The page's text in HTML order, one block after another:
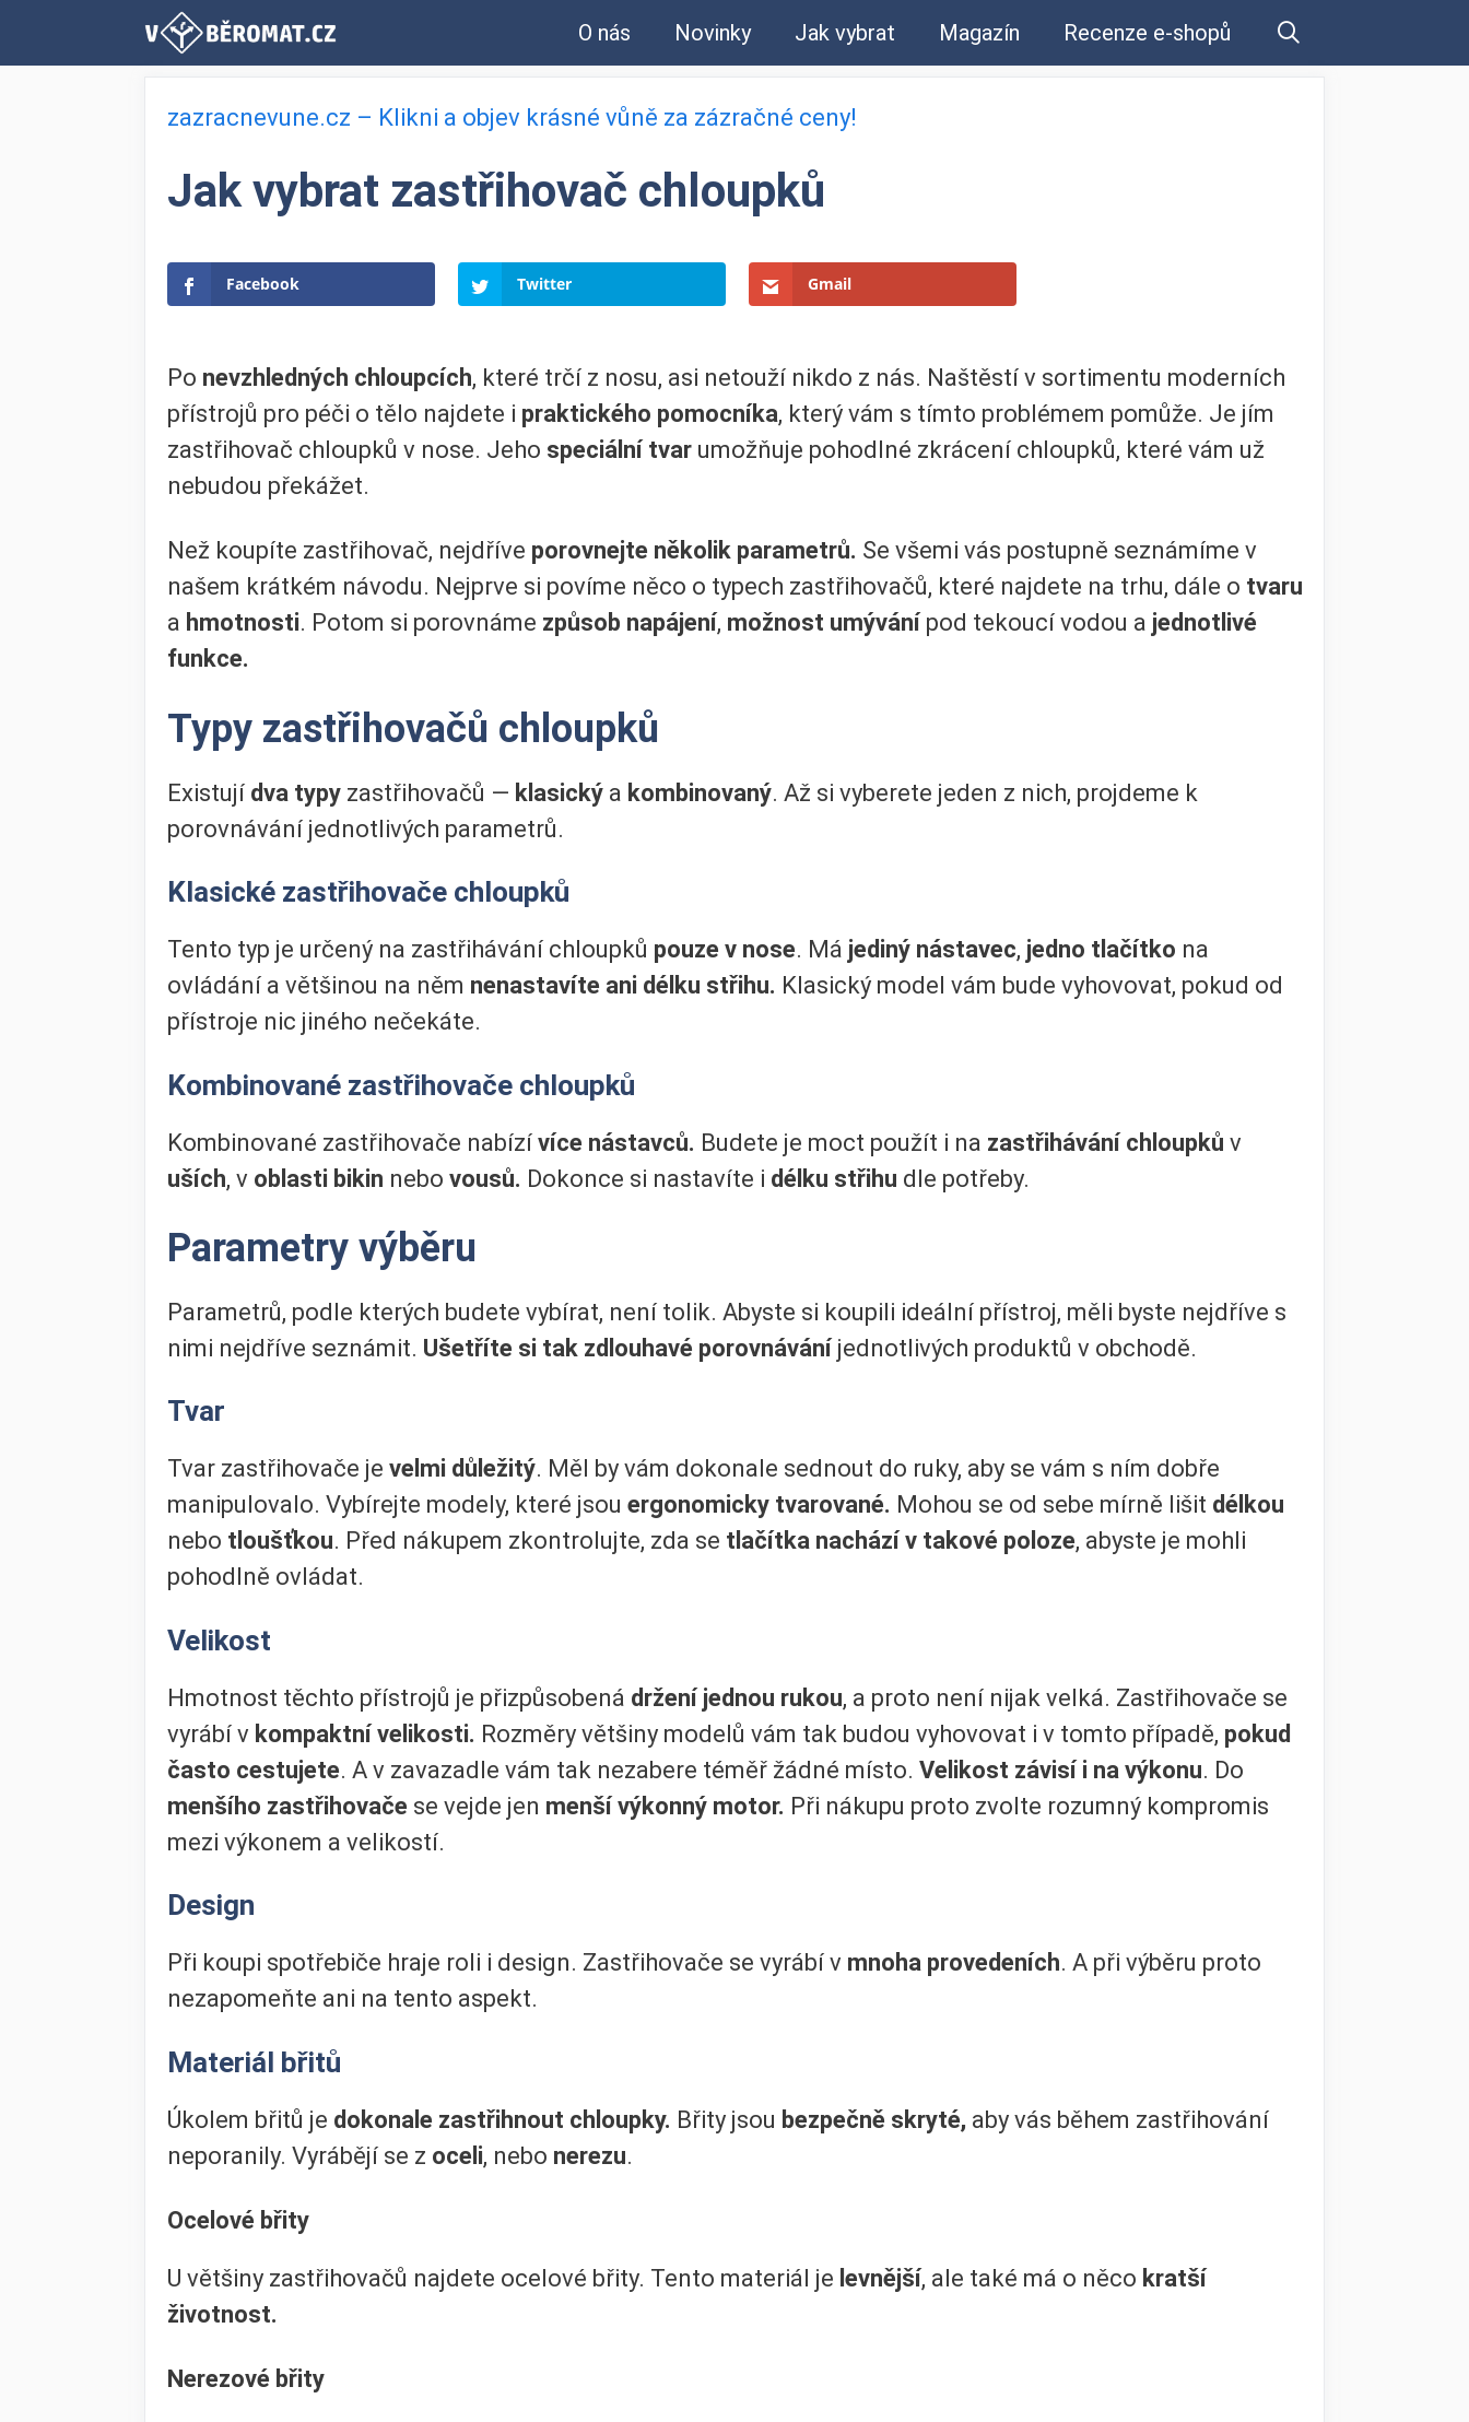
O nás Novinky Jak vybrat Magazín Recenze e-shopů
zazracnevune.cz – Klikni a objev krásné vůně za zázračné ceny!
Jak vybrat zastřihovač chloupků
Facebook Twitter Gmail
Po nevzhledných chloupcích, které trčí z nosu, asi netouží nikdo z nás. Naštěstí v sortimentu moderních
přístrojů pro péči o tělo najdete i praktického pomocníka, který vám s tímto problémem pomůže. Je jím
zastřihovač chloupků v nose. Jeho speciální tvar umožňuje pohodlné zkrácení chloupků, které vám už
nebudou překážet.
Než koupíte zastřihovač, nejdříve porovnejte několik parametrů. Se všemi vás postupně seznámíme v
našem krátkém návodu. Nejprve si povíme něco o typech zastřihovačů, které najdete na trhu, dále o tvaru
a hmotnosti. Potom si porovnáme způsob napájení, možnost umývání pod tekoucí vodou a jednotlivé
funkce.
Typy zastřihovačů chloupků
Existují dva typy zastřihovačů — klasický a kombinovaný. Až si vyberete jeden z nich, projdeme k
porovnávání jednotlivých parametrů.
Klasické zastřihovače chloupků
Tento typ je určený na zastřihávání chloupků pouze v nose. Má jediný nástavec, jedno tlačítko na
ovládání a většinou na něm nenastavíte ani délku střihu. Klasický model vám bude vyhovovat, pokud od
přístroje nic jiného nečekáte.
Kombinované zastřihovače chloupků
Kombinované zastřihovače nabízí více nástavců. Budete je moct použít i na zastřihávání chloupků v
uších, v oblasti bikin nebo vousů. Dokonce si nastavíte i délku střihu dle potřeby.
Parametry výběru
Parametrů, podle kterých budete vybírat, není tolik. Abyste si koupili ideální přístroj, měli byste nejdříve s
nimi nejdříve seznámit. Ušetříte si tak zdlouhavé porovnáváníjednotlivých produktů v obchodě.
Tvar
Tvar zastřihovače je velmi důležitý. Měl by vám dokonale sednout do ruky, aby se vám s ním dobře
manipulovalo. Vybírejte modely, které jsou ergonomicky tvarované. Mohou se od sebe mírně lišit délkou
nebo tloušťkou. Před nákupem zkontrolujte, zda se tlačítka nachází v takové poloze, abyste je mohli
pohodlně ovládat.
Velikost
Hmotnost těchto přístrojů je přizpůsobená držení jednou rukou, a proto není nijak velká. Zastřihovače se
vyrábí v kompaktní velikosti. Rozměry většiny modelů vám tak budou vyhovovat i v tomto případě, pokud
často cestujete. A v zavazadle vám tak nezabere téměř žádné místo. Velikost závisí i na výkonu. Do
menšího zastřihovače se vejde jen menší výkonný motor. Při nákupu proto zvolte rozumný kompromis
mezi výkonem a velikostí.
Design
Při koupi spotřebiče hraje roli i design. Zastřihovače se vyrábí v mnoha provedeních. A při výběru proto
nezapomeňte ani na tento aspekt.
Materiál břitů
Úkolem břitů je dokonale zastřihnout chloupky. Břity jsou bezpečně skryté, aby vás během zastřihování
neporanily. Vyrábějí se z oceli, nebo nerezu.
Ocelové břity
U většiny zastřihovačů najdete ocelové břity. Tento materiál je levnější, ale také má o něco kratší
životnost.
Nerezové břity